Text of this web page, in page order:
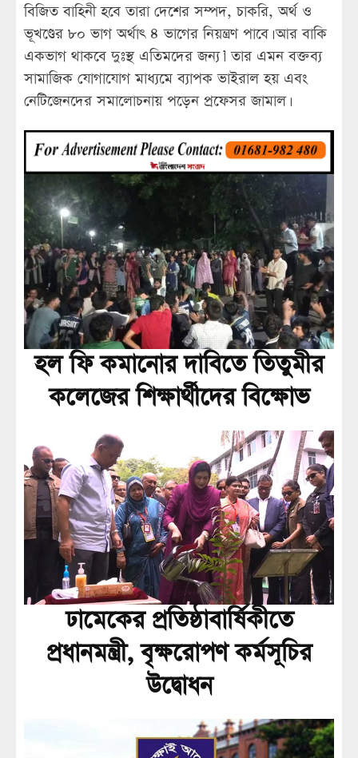
বিজিত বাহিনী হবে তারা দেশের সম্পদ, চাকরি, অর্থ ও
ভূখণ্ডের ৮০ ভাগ অর্থাৎ ৪ ভাগের নিয়ন্ত্রণ পাবে। আর বাকি
একভাগ থাকবে দুঃস্থ এতিমদের জন্য।’ তার এমন বক্তব্য
সামাজিক যোগাযোগ মাধ্যমে ব্যাপক ভাইরাল হয় এবং
নেটিজেনদের সমালোচনায় পড়েন প্রফেসর জামাল।
হল ফি কমানোর দাবিতে তিতুমীর
কলেজের শিক্ষার্থীদের বিক্ষোভ
ঢামেকের প্রতিষ্ঠাবার্ষিকীতে
প্রধানমন্ত্রী, বৃক্ষরোপণ কর্মসূচির
উদ্বোধন